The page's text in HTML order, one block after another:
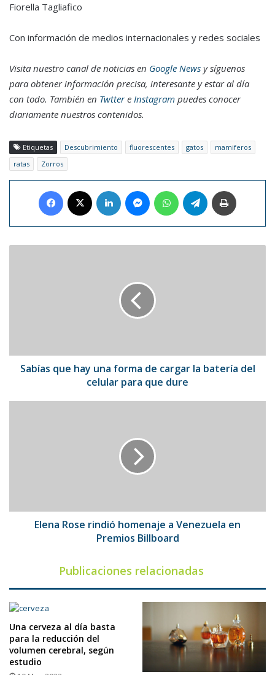
Fiorella Tagliafico
Con información de medios internacionales y redes sociales
Visita nuestro canal de noticias en Google News y síguenos
para obtener información precisa, interesante y estar al día
con todo. También en Twttere Instagram puedes conocer
diariamente nuestros contenidos.
Etiquetas Descubrimiento fluorescentes gatos
mamiferos
ratas
Zorros
Facebook LinkedIn MessengerWhatsAppTelegram
batería
Sabías que hay una forma de cargar la batería del
celular para que dure
Billboard
Elena Rose rindió homenaje a Venezuela en
Premios Billboard
Publicaciones relacionadas
Una cerveza al día basta
para la reducción del
volumen cerebral, según
estudio